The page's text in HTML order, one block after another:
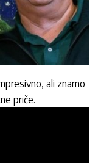
ali znamo
priče.